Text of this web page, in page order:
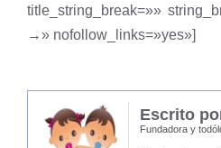
title_string_break=»»
→» nofollow_links=»yes»]
Escrito
Fundadora y